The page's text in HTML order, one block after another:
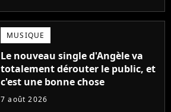
MUSIQUE
Le nouveau single d'Angèle va
totalement dérouter le public, et
c'est une bonne chose
7 août 2026